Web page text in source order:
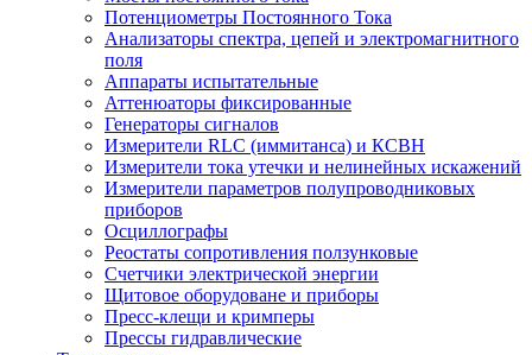
Потенциометры Постоянного Тока
Анализаторы спектра, цепей и электромагнитного
поля
Аппараты испытательные
Аттенюаторы фиксированные
Генераторы сигналов
Измерители RLC (иммитанса) и КСВН
Измерители тока утечки и нелинейных искажений
Измерители параметров полупроводниковых
приборов
Осциллографы
Реостаты сопротивления ползунковые
Счетчики электрической энергии
Щитовое оборудоване и приборы
Пресс-клещи и кримперы
Прессы гидравлические